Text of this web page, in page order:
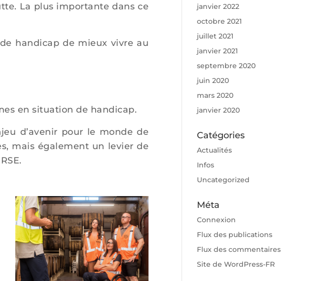
La plus importante dans ce
handicap de mieux vivre au
en situation de handicap.
d’avenir pour le monde de
mais également un levier de
janvier 2022
octobre 2021
juillet 2021
janvier 2021
septembre 2020
juin 2020
mars 2020
janvier 2020
Catégories
Actualités
Infos
Uncategorized
Méta
Connexion
Flux des publications
Flux des commentaires
Site de WordPress-FR